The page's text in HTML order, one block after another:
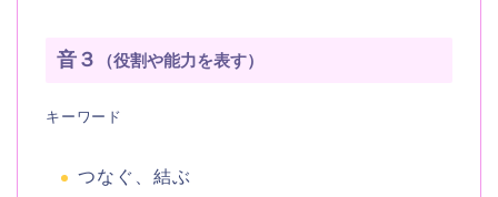
音３ （役割や能力を表す）
キーワード
つなぐ、結ぶ